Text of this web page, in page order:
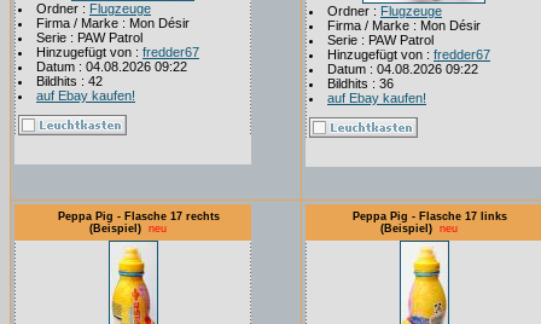
Ordner : Flugzeuge
Firma / Marke : Mon Désir
Serie : PAW Patrol
Hinzugefügt von : fredder67
Datum : 04.08.2026 09:22
Bildhits : 42
auf Ebay kaufen!
Ordner : Flugzeuge
Firma / Marke : Mon Désir
Serie : PAW Patrol
Hinzugefügt von : fredder67
Datum : 04.08.2026 09:22
Bildhits : 36
auf Ebay kaufen!
Peppa Pig - Flasche 17 rechts
(Beispiel)
neu
Peppa Pig - Flasche 17 links
(Beispiel)
neu